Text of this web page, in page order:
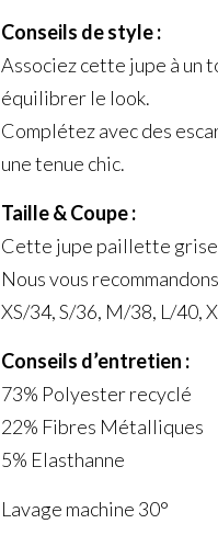
Conseils de style :
Associez cette jupe à un
équilibrer le look.
Complétez avec des
une tenue chic.
Taille & Coupe :
Cette jupe paillette grise
Nous vous
XS/34, S/36, M/38, L/40,
Conseils d’entretien :
73% Polyester recyclé
22% Fibres Métalliques
5% Elasthanne
Lavage machine 30°